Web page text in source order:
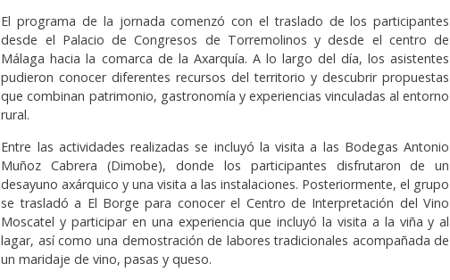
El programa de la jornada comenzó con el traslado de los participantes
desde el Palacio de Congresos de Torremolinos y desde el centro de
Málaga hacia la comarca de la Axarquía. A lo largo del día, los asistentes
pudieron conocer diferentes recursos del territorio y descubrir propuestas
que combinan patrimonio, gastronomía y experiencias vinculadas al entorno
rural.
Entre las actividades realizadas se incluyó la visita a las Bodegas Antonio
Muñoz Cabrera (Dimobe), donde los participantes disfrutaron de un
desayuno axárquico y una visita a las instalaciones. Posteriormente, el grupo
se trasladó a El Borge para conocer el Centro de Interpretación del Vino
Moscatel y participar en una experiencia que incluyó la visita a la viña y al
lagar, así como una demostración de labores tradicionales acompañada de
un maridaje de vino, pasas y queso.